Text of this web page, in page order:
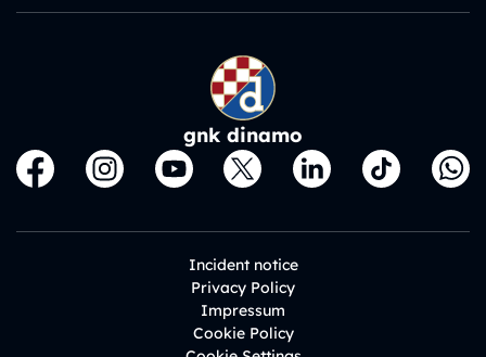
gnk dinamo
Incident notice
Privacy Policy
Impressum
Cookie Policy